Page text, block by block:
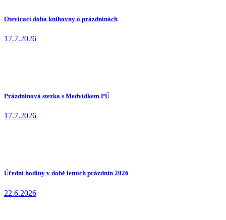
Otevírací doba knihovny o prázdninách
17.7.2026
Prázdninová stezka s Medvídkem PÚ
17.7.2026
Úřední hodiny v době letních prázdnin 2026
22.6.2026